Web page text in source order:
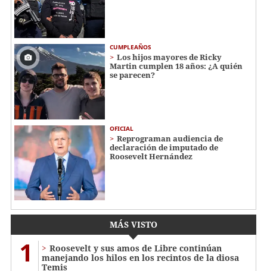
CUMPLEAÑOS
Los hijos mayores de Ricky
Martin cumplen 18 años: ¿A quién
se parecen?
OFICIAL
Reprograman audiencia de
declaración de imputado de
Roosevelt Hernández
MÁS VISTO
1
Roosevelt y sus amos de Libre continúan
manejando los hilos en los recintos de la diosa
Temis